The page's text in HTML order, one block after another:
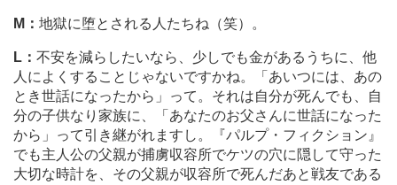
M： 地獄に堕とされる人たちね（笑）。
L： 不安を減らしたいなら、少しでも金があるうちに、他
人によくすることじゃないですかね。「あいつには、あの
とき世話になったから」って。それは自分が死んでも、自
分の子供なり家族に、「あなたのお父さんに世話になった
から」って引き継がれますし。『パルプ・フィクション』
でも主人公の父親が捕虜収容所でケツの穴に隠して守った
大切な時計を、その父親が収容所で死んだあと戦友である